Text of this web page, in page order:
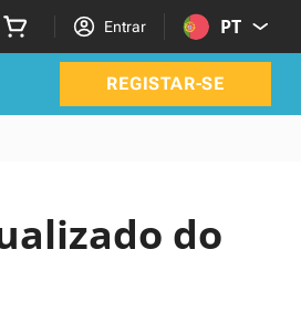
Entrar PT
REGISTAR-SE
do